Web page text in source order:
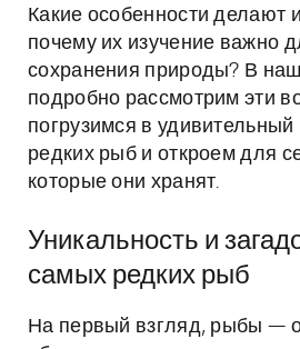
Какие особенности делают
почему их изучение важно
сохранения природы? В
подробно рассмотрим эти
погрузимся в
редких рыб и откроем для
которые они хранят.
Уникальность и
самых редких рыб
На первый взгляд, рыбы —